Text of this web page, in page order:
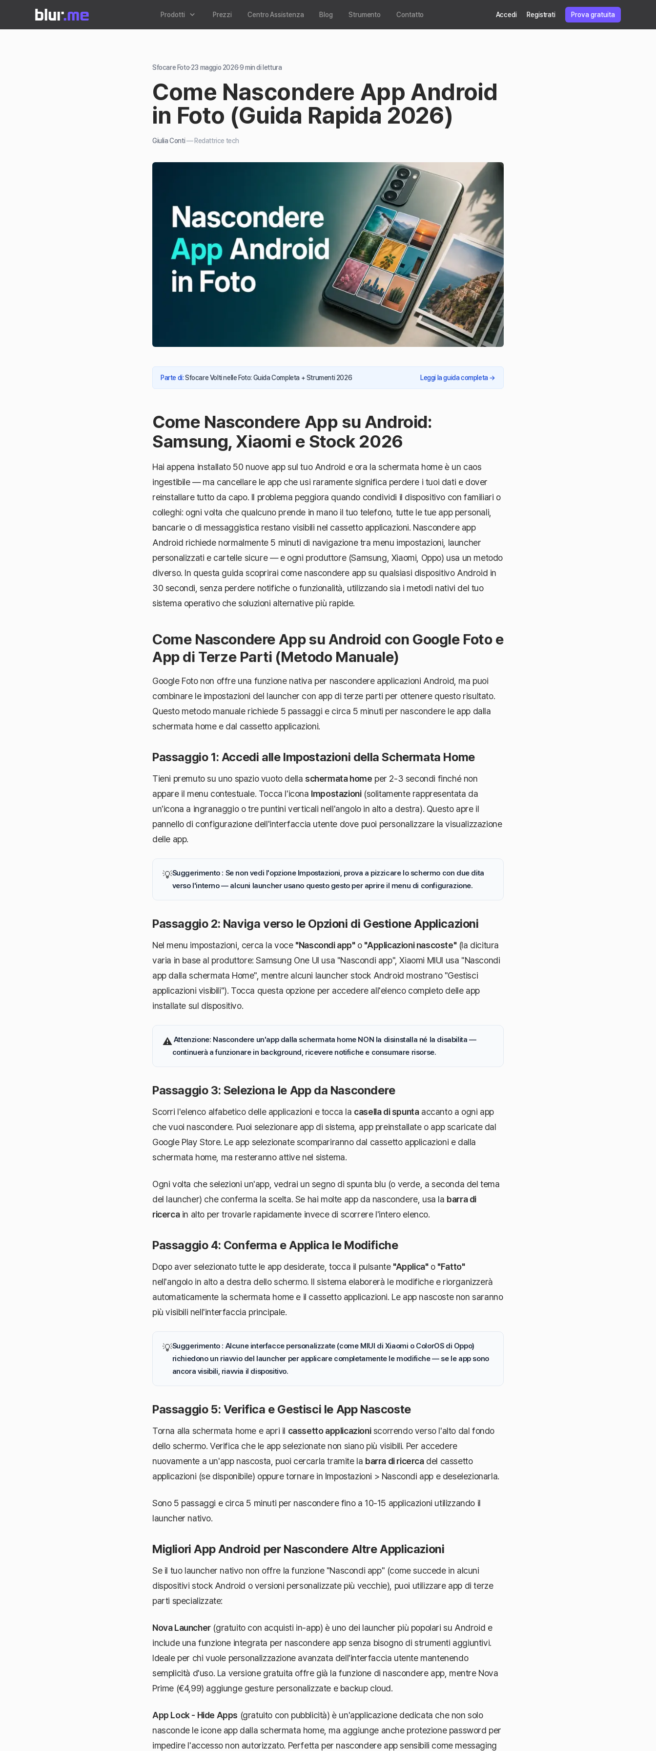
Prodotti Prezzi Centro Assistenza Blog Strumento Contatto Accedi Registrati Prova gratuita
Sfocare Foto·23 maggio 2026·9min di lettura
Come Nascondere App Android
in Foto (Guida Rapida 2026)
Giulia Conti— Redattrice tech
Parte di:Sfocare Volti nelle Foto: Guida Completa + Strumenti 2026 Leggi la guida completa →
Come Nascondere App su Android:
Samsung, Xiaomi e Stock 2026
Hai appena installato 50 nuove app sul tuo Android e ora la schermata home è un caos
ingestibile — ma cancellare le app che usi raramente significa perdere i tuoi dati e dover
reinstallare tutto da capo. Il problema peggiora quando condividi il dispositivo con familiari o
colleghi: ogni volta che qualcuno prende in mano il tuo telefono, tutte le tue app personali,
bancarie o di messaggistica restano visibili nel cassetto applicazioni. Nascondere app
Android richiede normalmente 5 minuti di navigazione tra menu impostazioni, launcher
personalizzati e cartelle sicure — e ogni produttore (Samsung, Xiaomi, Oppo) usa un metodo
diverso. In questa guida scoprirai come nascondere app su qualsiasi dispositivo Android in
30 secondi, senza perdere notifiche o funzionalità, utilizzando sia i metodi nativi del tuo
sistema operativo che soluzioni alternative più rapide.
Come Nascondere App su Android con Google Foto e
App di Terze Parti (Metodo Manuale)
Google Foto non offre una funzione nativa per nascondere applicazioni Android, ma puoi
combinare le impostazioni del launcher con app di terze parti per ottenere questo risultato.
Questo metodo manuale richiede 5 passaggi e circa 5 minuti per nascondere le app dalla
schermata home e dal cassetto applicazioni.
Passaggio 1: Accedi alle Impostazioni della Schermata Home
Tieni premuto su uno spazio vuoto della schermata home per 2-3 secondi finché non
appare il menu contestuale. Tocca l'icona Impostazioni(solitamente rappresentata da
un'icona a ingranaggio o tre puntini verticali nell'angolo in alto a destra). Questo apre il
pannello di configurazione dell'interfaccia utente dove puoi personalizzare la visualizzazione
delle app.
💡Suggerimento : Se non vedi l'opzione Impostazioni, prova a pizzicare lo schermo con due dita
verso l'interno — alcuni launcher usano questo gesto per aprire il menu di configurazione.
Passaggio 2: Naviga verso le Opzioni di Gestione Applicazioni
Nel menu impostazioni, cerca la voce "Nascondi app"o "Applicazioni nascoste"(la dicitura
varia in base al produttore: Samsung One UI usa "Nascondi app", Xiaomi MIUI usa "Nascondi
app dalla schermata Home", mentre alcuni launcher stock Android mostrano "Gestisci
applicazioni visibili"). Tocca questa opzione per accedere all'elenco completo delle app
installate sul dispositivo.
⚠Attenzione: Nascondere un'app dalla schermata home NON la disinstalla né la disabilita —
continuerà a funzionare in background, ricevere notifiche e consumare risorse.
Passaggio 3: Seleziona le App da Nascondere
Scorri l'elenco alfabetico delle applicazioni e tocca la casella di spuntaaccanto a ogni app
che vuoi nascondere. Puoi selezionare app di sistema, app preinstallate o app scaricate dal
Google Play Store. Le app selezionate scompariranno dal cassetto applicazioni e dalla
schermata home, ma resteranno attive nel sistema.
Ogni volta che selezioni un'app, vedrai un segno di spunta blu (o verde, a seconda del tema
del launcher) che conferma la scelta. Se hai molte app da nascondere, usa la barra di
ricercain alto per trovarle rapidamente invece di scorrere l'intero elenco.
Passaggio 4: Conferma e Applica le Modifiche
Dopo aver selezionato tutte le app desiderate, tocca il pulsante "Applica"o "Fatto"
nell'angolo in alto a destra dello schermo. Il sistema elaborerà le modifiche e riorganizzerà
automaticamente la schermata home e il cassetto applicazioni. Le app nascoste non saranno
più visibili nell'interfaccia principale.
💡Suggerimento : Alcune interfacce personalizzate (come MIUI di Xiaomi o ColorOS di Oppo)
richiedono un riavvio del launcher per applicare completamente le modifiche — se le app sono
ancora visibili, riavvia il dispositivo.
Passaggio 5: Verifica e Gestisci le App Nascoste
Torna alla schermata home e apri il cassetto applicazioniscorrendo verso l'alto dal fondo
dello schermo. Verifica che le app selezionate non siano più visibili. Per accedere
nuovamente a un'app nascosta, puoi cercarla tramite la barra di ricercadel cassetto
applicazioni (se disponibile) oppure tornare in Impostazioni > Nascondi app e deselezionarla.
Sono 5 passaggi e circa 5 minuti per nascondere fino a 10-15 applicazioni utilizzando il
launcher nativo.
Migliori App Android per Nascondere Altre Applicazioni
Se il tuo launcher nativo non offre la funzione "Nascondi app" (come succede in alcuni
dispositivi stock Android o versioni personalizzate più vecchie), puoi utilizzare app di terze
parti specializzate:
Nova Launcher(gratuito con acquisti in-app) è uno dei launcher più popolari su Android e
include una funzione integrata per nascondere app senza bisogno di strumenti aggiuntivi.
Ideale per chi vuole personalizzazione avanzata dell'interfaccia utente mantenendo
semplicità d'uso. La versione gratuita offre già la funzione di nascondere app, mentre Nova
Prime (€4,99) aggiunge gesture personalizzate e backup cloud.
App Lock - Hide Apps (gratuito con pubblicità) è un'applicazione dedicata che non solo
nasconde le icone app dalla schermata home, ma aggiunge anche protezione password per
impedire l'accesso non autorizzato. Perfetta per nascondere app sensibili come messaging